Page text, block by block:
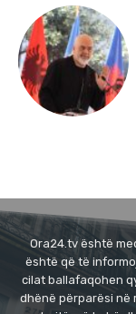
Ora24.tv është
është që të
cilat ballafaqohen
dhënë përparësi në